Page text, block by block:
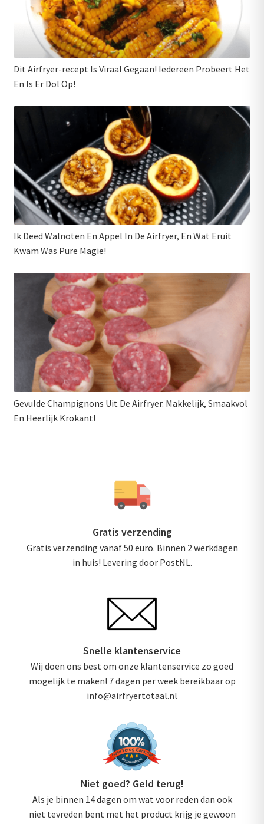
Dit Airfryer-recept Is Viraal Gegaan! Iedereen Probeert Het
En Is Er Dol Op!
Ik Deed Walnoten En Appel In De Airfryer, En Wat Eruit
Kwam Was Pure Magie!
Gevulde Champignons Uit De Airfryer. Makkelijk, Smaakvol
En Heerlijk Krokant!
Gratis verzending
Gratis verzending vanaf 50 euro. Binnen 2 werkdagen
in huis! Levering door PostNL.
Snelle klantenservice
Wij doen ons best om onze klantenservice zo goed
mogelijk te maken! 7 dagen per week bereikbaar op
info@airfryertotaal.nl
Niet goed? Geld terug!
Als je binnen 14 dagen om wat voor reden dan ook
niet tevreden bent met het product krijg je gewoon